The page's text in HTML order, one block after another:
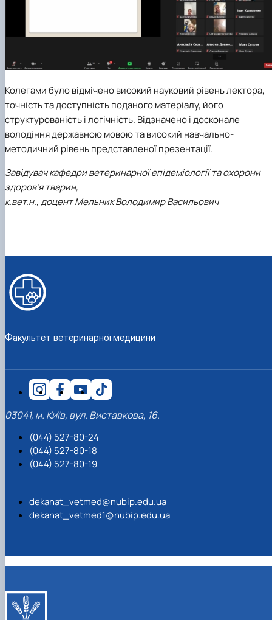
Колегами було відмічено високий науковий рівень лектора,
точність та доступність поданого матеріалу, його
структурованість і логічність. Відзначено і досконале
володіння державною мовою та високий навчально-
методичний рівень представленої презентації.
Завідувач кафедри ветеринарної епідеміології та охорони
здоров’я тварин,
к.вет.н., доцент Мельник Володимир Васильович
Факультет ветеринарної медицини
03041, м. Київ, вул. Виставкова, 16.
(044) 527-80-24
(044) 527-80-18
(044) 527-80-19
dekanat_vetmed@nubip.edu.ua
dekanat_vetmed1@nubip.edu.ua